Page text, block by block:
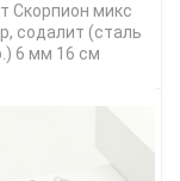
Скорпион микс
содалит (сталь
6 мм 16 см